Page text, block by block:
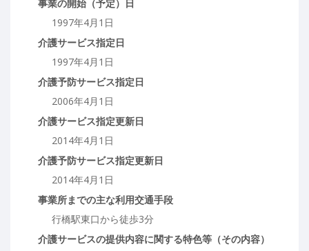
事業の開始（予定）日
1997年4月1日
介護サービス指定日
1997年4月1日
介護予防サービス指定日
2006年4月1日
介護サービス指定更新日
2014年4月1日
介護予防サービス指定更新日
2014年4月1日
事業所までの主な利用交通手段
行橋駅東口から徒歩3分
介護サービスの提供内容に関する特色等（その内容）